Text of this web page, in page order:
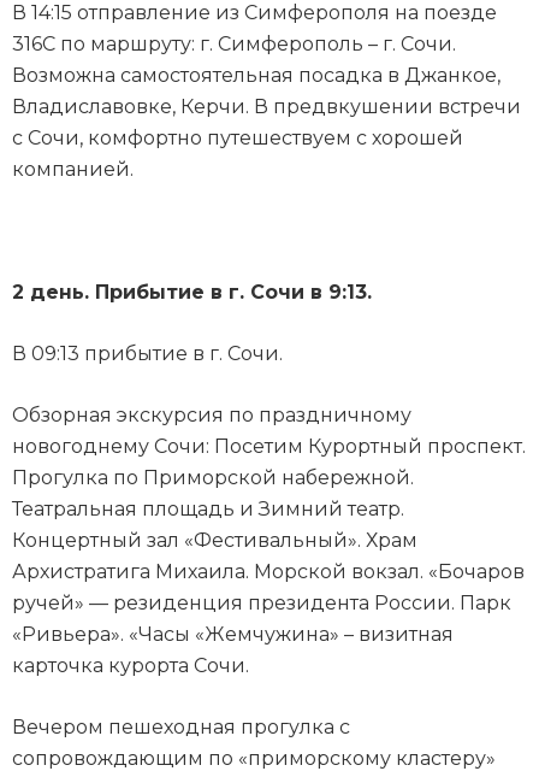
В 14:15 отправление из Симферополя на поезде
316С по маршруту: г. Симферополь – г. Сочи.
Возможна самостоятельная посадка в Джанкое,
Владиславовке, Керчи. В предвкушении встречи
с Сочи, комфортно путешествуем с хорошей
компанией.
2 день. Прибытие в г. Сочи в 9:13.
В 09:13 прибытие в г. Сочи.
Обзорная экскурсия по праздничному
новогоднему Сочи: Посетим Курортный проспект.
Прогулка по Приморской набережной.
Театральная площадь и Зимний театр.
Концертный зал «Фестивальный». Храм
Архистратига Михаила. Морской вокзал. «Бочаров
ручей» — резиденция президента России. Парк
«Ривьера». «Часы «Жемчужина» – визитная
карточка курорта Сочи.
Вечером пешеходная прогулка с
сопровождающим по «приморскому кластеру»